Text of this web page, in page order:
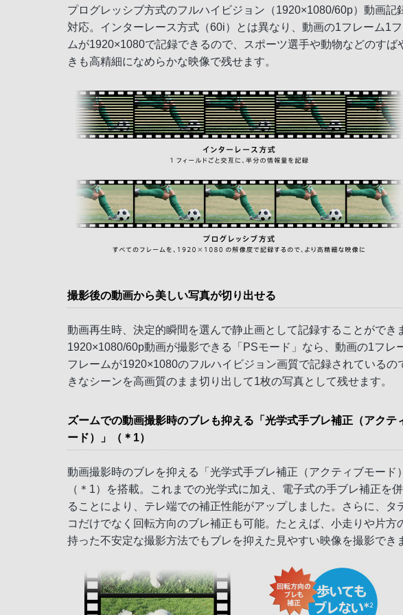
プログレッシブ方式のフルハイビジョン（1920×1080/60p）動画記
対応。インターレース方式（60i）とは異なり、動画の1フレーム1
ムが1920×1080で記録できるので、スポーツ選手や動物などのすば
きも高精細になめらかな映像で残せます。
撮影後の動画から美しい写真が切り出せる
動画再生時、決定的瞬間を選んで静止画として記録することができ
1920×1080/60p動画が撮影できる「PSモード」なら、動画の1フレ
フレームが1920×1080のフルハイビジョン画質で記録されているの
きなシーンを高画質のまま切り出して1枚の写真として残せます。
ズームでの動画撮影時のブレも抑える「光学式手ブレ補正（アクテ
ード）」（＊1）
動画撮影時のブレを抑える「光学式手ブレ補正（アクティブモード
（＊1）を搭載。これまでの光学式に加え、電子式の手ブレ補正を
ることにより、テレ端での補正性能がアップしました。さらに、タ
コだけでなく回転方向のブレ補正も可能。たとえば、小走りや片方
持った不安定な撮影方法でもブレを抑えた見やすい映像を撮影でき